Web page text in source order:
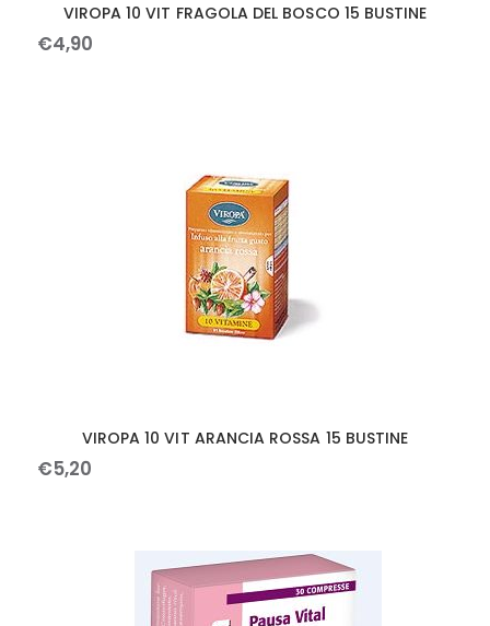
VIROPA 10 VIT FRAGOLA DEL BOSCO 15 BUSTINE
€4,90
VIROPA 10 VIT ARANCIA ROSSA 15 BUSTINE
€5,20